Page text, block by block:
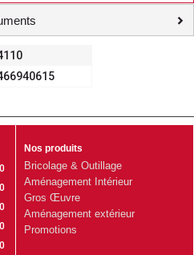
Nos produits
Bricolage & Outillage
Aménagement Intérieur
Gros Œuvre
Aménagement extérieur
Promotions